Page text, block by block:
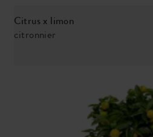
Citrus x limon
citronnier